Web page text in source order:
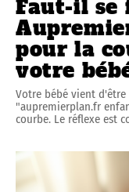
Faut-il se
pour la
votre
Votre bébé vient
"aupremierplan.fr
courbe. Le réflexe est